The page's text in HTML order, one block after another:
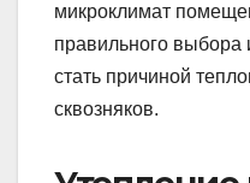
микроклимат
правильного выбора
стать причиной
сквозняков.